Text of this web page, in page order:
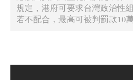
規定，港府可要求台灣政治性
若不配合，最高可被判罰款10